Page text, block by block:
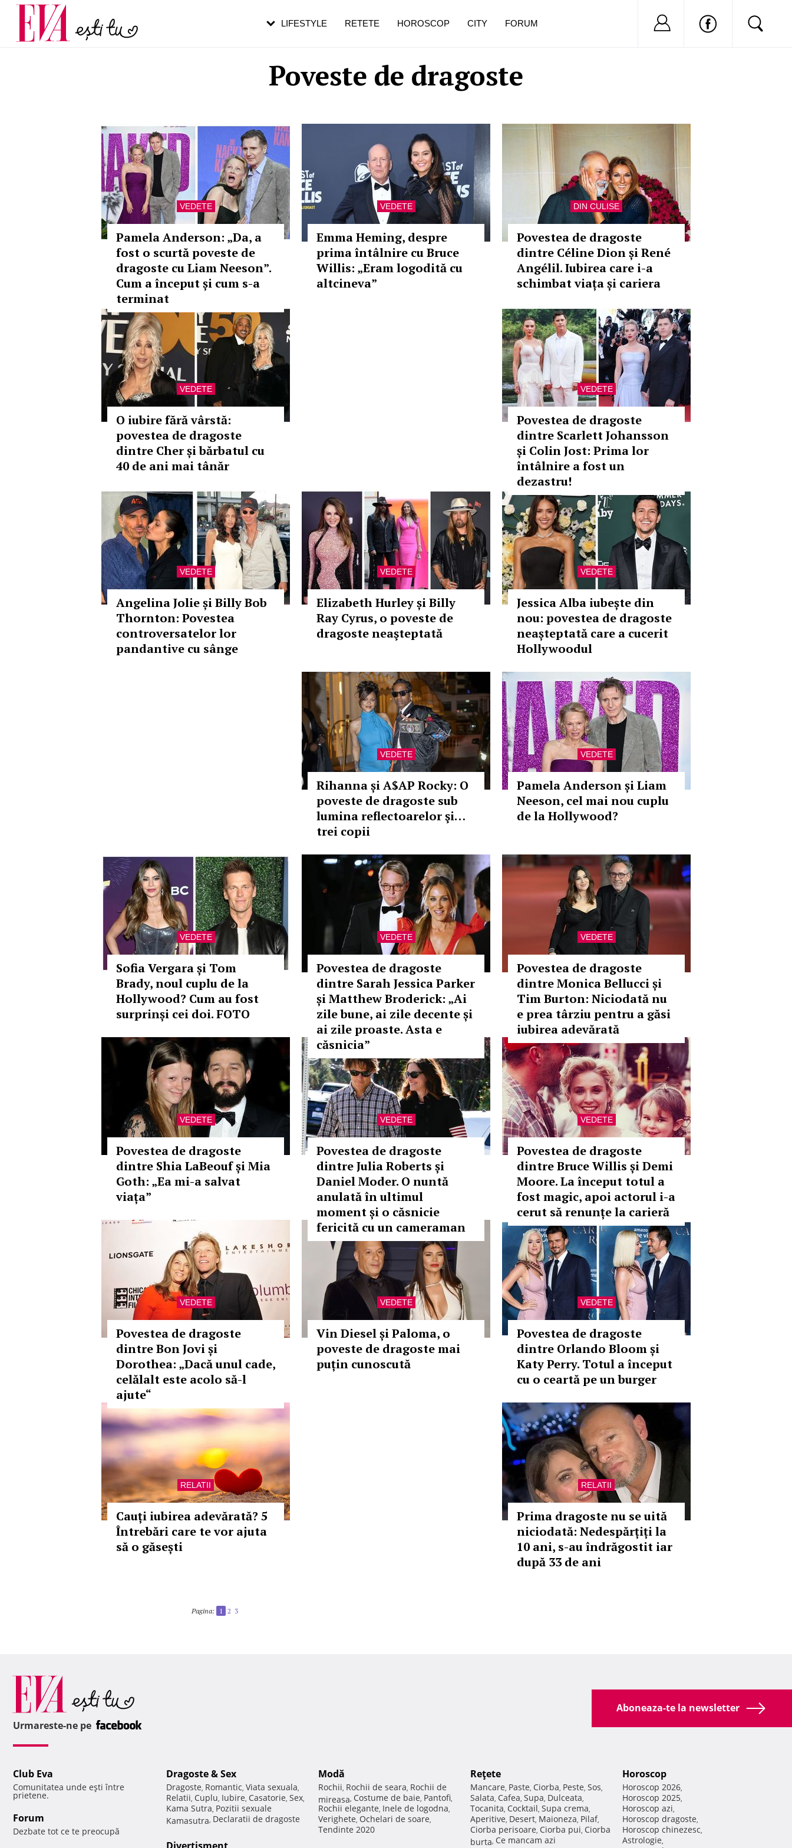
Poveste de dragoste
VEDETE
Pamela Anderson: „Da, a
fost o scurtă poveste de
dragoste cu Liam Neeson”.
Cum a început și cum s-a
terminat
VEDETE
Emma Heming, despre
prima întâlnire cu Bruce
Willis: „Eram logodită cu
altcineva”
DIN CULISE
Povestea de dragoste
dintre Céline Dion și René
Angélil. Iubirea care i-a
schimbat viața și cariera
VEDETE
O iubire fără vârstă:
povestea de dragoste
dintre Cher și bărbatul cu
40 de ani mai tânăr
VEDETE
Povestea de dragoste
dintre Scarlett Johansson
și Colin Jost: Prima lor
întâlnire a fost un
dezastru!
VEDETE
Angelina Jolie și Billy Bob
Thornton: Povestea
controversatelor lor
pandantive cu sânge
VEDETE
Elizabeth Hurley și Billy
Ray Cyrus, o poveste de
dragoste neaşteptată
VEDETE
Jessica Alba iubește din
nou: povestea de dragoste
neașteptată care a cucerit
Hollywoodul
VEDETE
Rihanna și A$AP Rocky: O
poveste de dragoste sub
lumina reflectoarelor şi…
trei copii
VEDETE
Pamela Anderson și Liam
Neeson, cel mai nou cuplu
de la Hollywood?
VEDETE
Sofia Vergara și Tom
Brady, noul cuplu de la
Hollywood? Cum au fost
surprinși cei doi. FOTO
VEDETE
Povestea de dragoste
dintre Sarah Jessica Parker
și Matthew Broderick: „Ai
zile bune, ai zile decente și
ai zile proaste. Asta e
căsnicia”
VEDETE
Povestea de dragoste
dintre Monica Bellucci și
Tim Burton: Niciodată nu
e prea târziu pentru a găsi
iubirea adevărată
VEDETE
Povestea de dragoste
dintre Shia LaBeouf și Mia
Goth: „Ea mi-a salvat
viața”
VEDETE
Povestea de dragoste
dintre Julia Roberts și
Daniel Moder. O nuntă
anulată în ultimul
moment și o căsnicie
fericită cu un cameraman
VEDETE
Povestea de dragoste
dintre Bruce Willis și Demi
Moore. La început totul a
fost magic, apoi actorul i-a
cerut să renunțe la carieră
VEDETE
Povestea de dragoste
dintre Bon Jovi și
Dorothea: „Dacă unul cade,
celălalt este acolo să-l
ajute“
VEDETE
Vin Diesel și Paloma, o
poveste de dragoste mai
puțin cunoscută
VEDETE
Povestea de dragoste
dintre Orlando Bloom și
Katy Perry. Totul a început
cu o ceartă pe un burger
RELATII
Cauți iubirea adevărată? 5
Întrebări care te vor ajuta
să o găsești
RELATII
Prima dragoste nu se uită
niciodată: Nedespărțiți la
10 ani, s-au îndrăgostit iar
după 33 de ani
Pagina: 1 2 3
LIFESTYLE RETETE HOROSCOP CITY FORUM Nu ai cont?
Carieră
Actualitate
pe măsură ce înaintezi în vârstă
Aboneaza-te la newsletter
Urmareste-ne pe
Club Eva
Comunitatea unde eşti între
prietene.
Forum
Dezbate tot ce te preocupă
Dragoste & Sex
Dragoste, Romantic, Viata sexuala,
Relatii, Cuplu, Iubire, Casatorie, Sex,
Kama Sutra, Pozitii sexuale
Kamasutra, Declaratii de dragoste
Modă
Rochii, Rochii de seara, Rochii de
mireasa, Costume de baie, Pantofi,
Rochii elegante, Inele de logodna,
Verighete, Ochelari de soare,
Tendinte 2020
Reţete
Mancare, Paste, Ciorba, Peste, Sos,
Salata, Cafea, Supa, Dulceata,
Tocanita, Cocktail, Supa crema,
Aperitive, Desert, Maioneza, Pilaf,
Ciorba perisoare, Ciorba pui, Ciorba
burta, Ce mancam azi
Horoscop
Horoscop 2026,
Horoscop 2025,
Horoscop azi,
Horoscop dragoste,
Horoscop chinezesc,
Astrologie,